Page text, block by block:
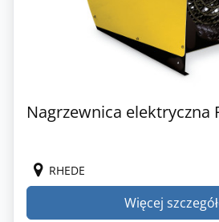
Nagrzewnica elektryczna
RHEDE
Więcej